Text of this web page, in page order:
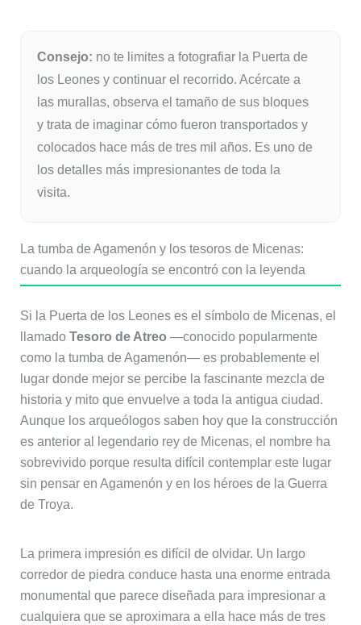
Consejo: no te limites a fotografiar la Puerta de
los Leones y continuar el recorrido. Acércate a
las murallas, observa el tamaño de sus bloques
y trata de imaginar cómo fueron transportados y
colocados hace más de tres mil años. Es uno de
los detalles más impresionantes de toda la
visita.
La tumba de Agamenón y los tesoros de Micenas:
cuando la arqueología se encontró con la leyenda
Si la Puerta de los Leones es el símbolo de Micenas, el
llamado Tesoro de Atreo —conocido popularmente
como la tumba de Agamenón— es probablemente el
lugar donde mejor se percibe la fascinante mezcla de
historia y mito que envuelve a toda la antigua ciudad.
Aunque los arqueólogos saben hoy que la construcción
es anterior al legendario rey de Micenas, el nombre ha
sobrevivido porque resulta difícil contemplar este lugar
sin pensar en Agamenón y en los héroes de la Guerra
de Troya.
La primera impresión es difícil de olvidar. Un largo
corredor de piedra conduce hasta una enorme entrada
monumental que parece diseñada para impresionar a
cualquiera que se aproximara a ella hace más de tres